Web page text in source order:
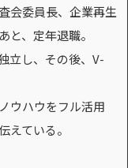
会委員長、企業再生
と、定年退職。
立し、その後、V-
ウハウをフル活用
えている。